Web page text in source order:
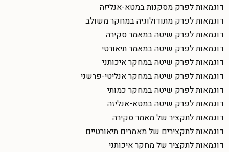
דוגמאות לפרק מסקנות במטא-אנליזה
דוגמאות לפרק מתודולוגיה במחקר משולב
דוגמאות לפרק שיטה במאמר סקירה
דוגמאות לפרק שיטה במאמר תיאורטי
דוגמאות לפרק שיטה במחקר איכותני
דוגמאות לפרק שיטה במחקר אנליטי-פרשני
דוגמאות לפרק שיטה במחקר כמותי
דוגמאות לפרק שיטה במטא-אנליזה
דוגמאות לתקציר של מאמר סקירה
דוגמאות לתקצירים של מאמרים תיאורטיים
דוגמאות לתקציר של מחקר איכותני